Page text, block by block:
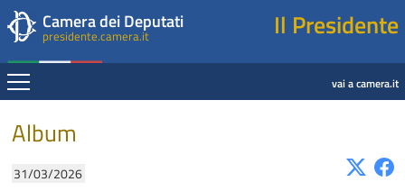
Presidente della Camera dei Deputati
Salta al contenuto principale
Salta al menu di navigazione
Camera dei Deputati
presidente.camera.it Il Presidente
Espandi vai a camera.it
Contenuto
Album
31/03/2026
Fine contenuto
Navigazione pagine di servizio
Fine pagina
Salta al contenuto principale
Salta al menu di navigazione
Vai a inizio pagina